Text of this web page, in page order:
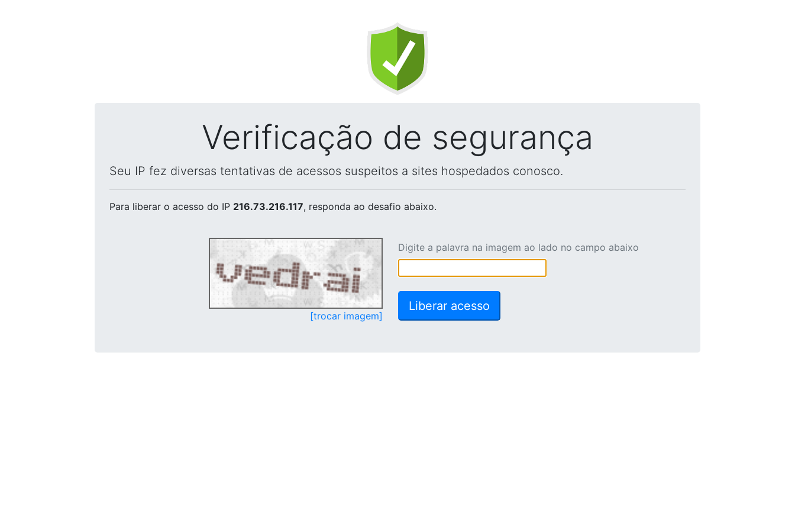
Verificação de segurança
Seu IP fez diversas tentativas de acessos suspeitos a sites hospedados conosco.
Para liberar o acesso do IP 216.73.216.117, responda ao desafio abaixo.
[trocar imagem]
Digite a palavra na imagem ao lado no campo abaixo